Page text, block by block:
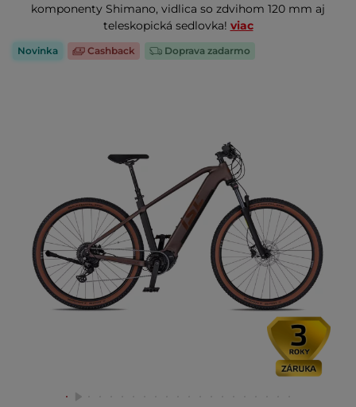
komponenty Shimano, vidlica so zdvihom 120 mm aj
teleskopická sedlovka! viac
Novinka Cashback Doprava zadarmo